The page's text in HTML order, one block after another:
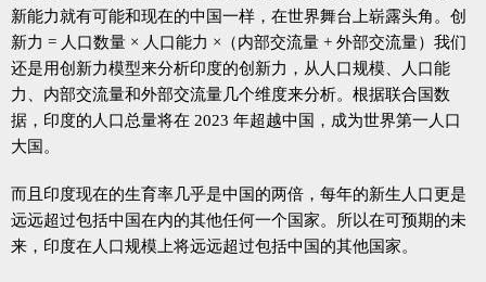
新能力就有可能和现在的中国一样，在世界舞台上崭露头角。创
新力 = 人口数量 × 人口能力 ×（内部交流量 + 外部交流量）我们
还是用创新力模型来分析印度的创新力，从人口规模、人口能
力、内部交流量和外部交流量几个维度来分析。根据联合国数
据，印度的人口总量将在 2023 年超越中国，成为世界第一人口
大国。
而且印度现在的生育率几乎是中国的两倍，每年的新生人口更是
远远超过包括中国在内的其他任何一个国家。所以在可预期的未
来，印度在人口规模上将远远超过包括中国的其他国家。